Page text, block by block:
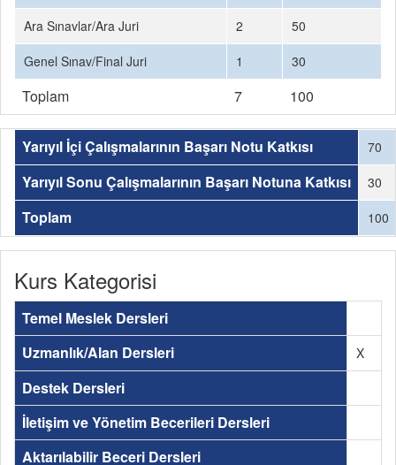
Ara Sınavlar/Ara Juri
2
50
Genel Sınav/Final Juri
1 30
Toplam 7 100
Yarıyıl İçi Çalışmalarının Başarı Notu Katkısı 70
Yarıyıl Sonu Çalışmalarının Başarı Notuna Katkısı 30
Toplam 100
Kurs Kategorisi
Temel Meslek Dersleri
Uzmanlık/Alan Dersleri
X
Destek Dersleri
İletişim ve Yönetim Becerileri Dersleri
Aktarılabilir Beceri Dersleri